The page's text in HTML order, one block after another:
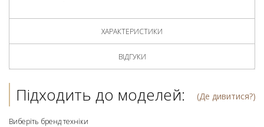
ХАРАКТЕРИСТИКИ
ВІДГУКИ
Підходить до моделей: (Де дивитися?)
Виберіть бренд техніки